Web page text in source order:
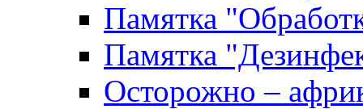
Памятка
Памятка
Осторожно –